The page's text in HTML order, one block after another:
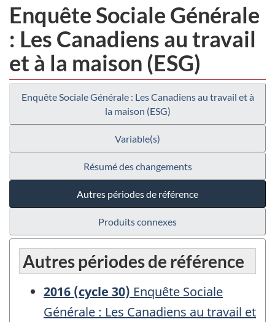
Enquête Sociale Générale
: Les Canadiens au travail
et à la maison (ESG)
Enquête Sociale Générale : Les Canadiens au travail et à
la maison (ESG)
Variable(s)
Résumé des changements
Autres périodes de référence
Produits connexes
Autres périodes de référence
2016 (cycle 30) Enquête Sociale
Générale : Les Canadiens au travail et